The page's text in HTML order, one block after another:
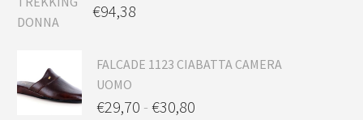
€94,38
FALCADE 1123 CIABATTA CAMERA
UOMO
€29,70 - €30,80